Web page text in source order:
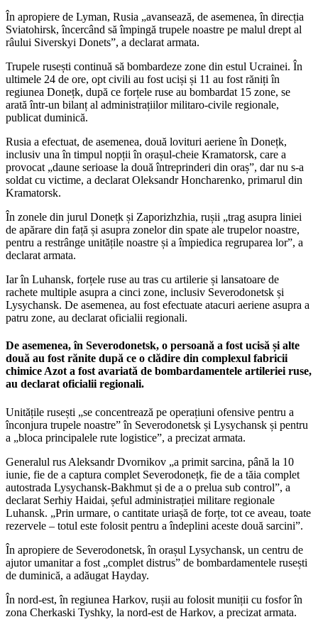
În apropiere de Lyman, Rusia „avansează, de asemenea, în direcția
Sviatohirsk, încercând să împingă trupele noastre pe malul drept al
râului Siverskyi Donets”, a declarat armata.
Trupele rusești continuă să bombardeze zone din estul Ucrainei. În
ultimele 24 de ore, opt civili au fost uciși și 11 au fost răniți în
regiunea Donețk, după ce forțele ruse au bombardat 15 zone, se
arată într-un bilanț al administrațiilor militaro-civile regionale,
publicat duminică.
Rusia a efectuat, de asemenea, două lovituri aeriene în Donețk,
inclusiv una în timpul nopții în orașul-cheie Kramatorsk, care a
provocat „daune serioase la două întreprinderi din oraș”, dar nu s-a
soldat cu victime, a declarat Oleksandr Honcharenko, primarul din
Kramatorsk.
În zonele din jurul Donețk și Zaporizhzhia, rușii „trag asupra liniei
de apărare din față și asupra zonelor din spate ale trupelor noastre,
pentru a restrânge unitățile noastre și a împiedica regruparea lor”, a
declarat armata.
Iar în Luhansk, forțele ruse au tras cu artilerie și lansatoare de
rachete multiple asupra a cinci zone, inclusiv Severodonetsk și
Lysychansk. De asemenea, au fost efectuate atacuri aeriene asupra a
patru zone, au declarat oficialii regionali.
De asemenea, în Severodonetsk, o persoană a fost ucisă și alte
două au fost rănite după ce o clădire din complexul fabricii
chimice Azot a fost avariată de bombardamentele artileriei ruse,
au declarat oficialii regionali.
Unitățile rusești „se concentrează pe operațiuni ofensive pentru a
înconjura trupele noastre” în Severodonetsk și Lysychansk și pentru
a „bloca principalele rute logistice”, a precizat armata.
Generalul rus Aleksandr Dvornikov „a primit sarcina, până la 10
iunie, fie de a captura complet Severodonețk, fie de a tăia complet
autostrada Lysychansk-Bakhmut și de a o prelua sub control”, a
declarat Serhiy Haidai, șeful administrației militare regionale
Luhansk. „Prin urmare, o cantitate uriașă de forțe, tot ce aveau, toate
rezervele – totul este folosit pentru a îndeplini aceste două sarcini”.
În apropiere de Severodonetsk, în orașul Lysychansk, un centru de
ajutor umanitar a fost „complet distrus” de bombardamentele rusești
de duminică, a adăugat Hayday.
În nord-est, în regiunea Harkov, rușii au folosit muniții cu fosfor în
zona Cherkaski Tyshky, la nord-est de Harkov, a precizat armata.